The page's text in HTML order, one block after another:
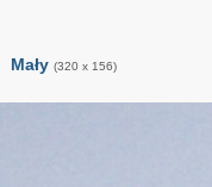
Mały (320 x 156)